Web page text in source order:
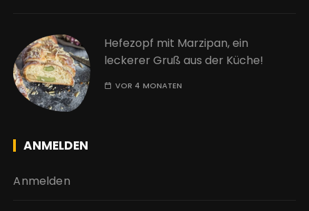
Hefezopf mit Marzipan, ein
leckerer Gruß aus der Küche!
VOR 4 MONATEN
ANMELDEN
Anmelden